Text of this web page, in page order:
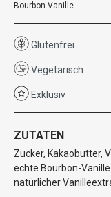
Bourbon Vanille
Glutenfrei
Vegetarisch
Exklusiv
ZUTATEN
Zucker, Kakaobutter,
echte Bourbon-Vanille
natürlicher